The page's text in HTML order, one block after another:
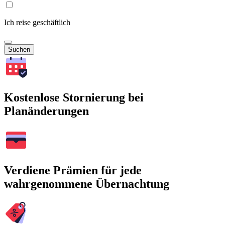
Ich reise geschäftlich
Suchen
Kostenlose Stornierung bei
Planänderungen
Verdiene Prämien für jede
wahrgenommene Übernachtung